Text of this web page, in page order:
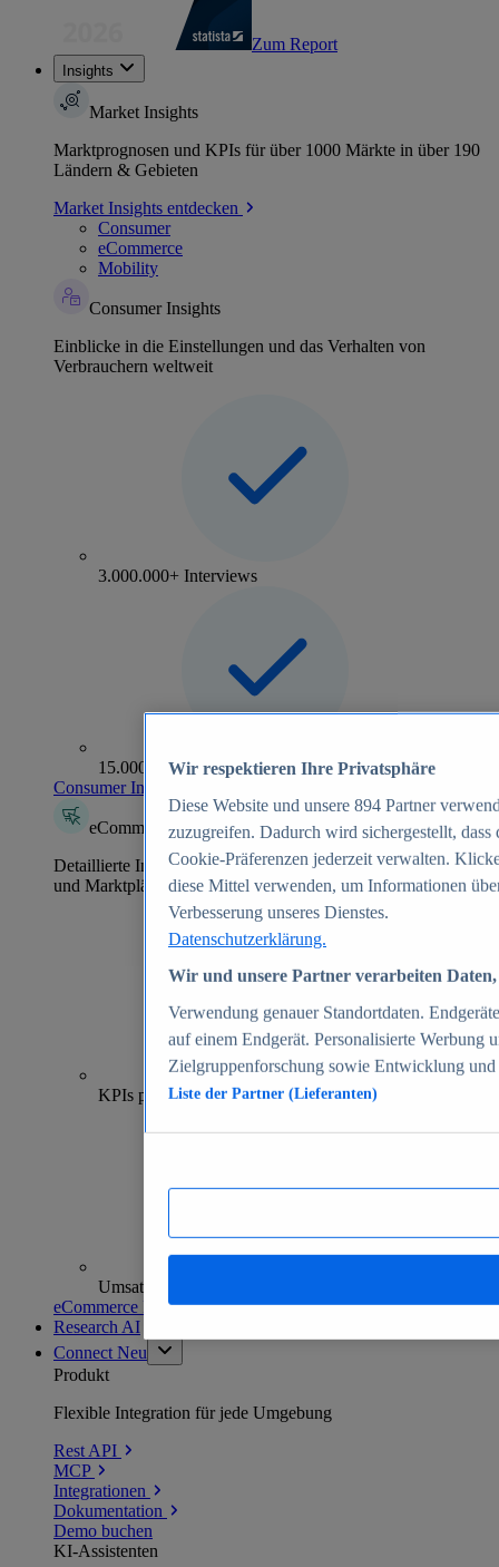
Zum Report
Insights
Market Insights
Marktprognosen und KPIs für über 1000 Märkte in über 190
Ländern & Gebieten
Market Insights entdecken
Consumer
eCommerce
Mobility
Consumer Insights
Einblicke in die Einstellungen und das Verhalten von
Verbrauchern weltweit
3.000.000+ Interviews
15.000+ Marken
Consumer Insights entdecken
eCommerce Insights
Detaillierte Informationen zu mehr als 39.000 Online-Shops
und Marktplätzen
70+
KPIs pro Shop
Umsatzanalysen und -prognosen
eCommerce Insights entdecken
Research AI
Connect Neu
Produkt
Flexible Integration für jede Umgebung
Rest API
MCP
Integrationen
Dokumentation
Demo buchen
KI-Assistenten
Wir respektieren Ihre Privatsphäre
Diese Website und unsere 894 Partner
zuzugreifen. Dadurch wird sichergestellt,
Cookie-Präferenzen jederzeit verwalten.
diese Mittel verwenden, um Informationen
Verbesserung unseres Dienstes.
Datenschutzerklärung.
Wir und unsere Partner verarbeiten
Verwendung genauer Standortdaten.
auf einem Endgerät. Personalisierte Werbung
Zielgruppenforschung sowie Entwicklung
Liste der Partner (Lieferanten)